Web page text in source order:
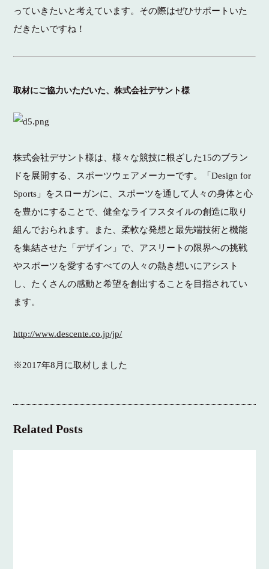
っていきたいと考えています。その際はぜひサポートいた
だきたいですね！
取材にご協力いただいた、株式会社デサント様
株式会社デサント様は、様々な競技に根ざした15のブラン
ドを展開する、スポーツウェアメーカーです。「Design for
Sports」をスローガンに、スポーツを通して人々の身体と心
を豊かにすることで、健全なライフスタイルの創造に取り
組んでおられます。また、柔軟な発想と最先端技術と機能
を集結させた「デザイン」で、アスリートの限界への挑戦
やスポーツを愛するすべての人々の熱き想いにアシスト
し、たくさんの感動と希望を創出することを目指されてい
ます。
http://www.descente.co.jp/jp/
※2017年8月に取材しました
Related Posts